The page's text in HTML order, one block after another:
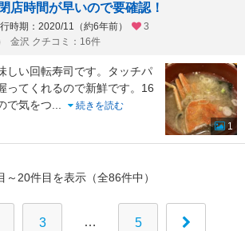
店時間が早いので要確認！
時期：2020/11（約6年前）
3
金沢 クチコミ：16件
しい回転寿司です。タッチパ
ってくれるので新鮮です。16
で気をつ
続きを読む
1
～20件目を表示（全86件中）
3 … 5